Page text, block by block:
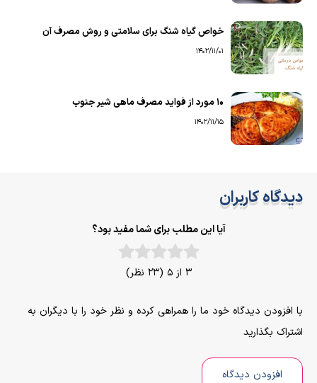
خواص گیاه شنگ برای سلامتی و روش مصرف آن
1402/11/01
۱۰ مورد از فواید مصرف ماهی شیر جنوب
1402/11/15
دیدگاه کاربران
آیا این مطلب برای شما مفید بود؟
3 از 5 (23 نظر)
با افزودن دیدگاه خود ما را همراهی کرده و نظر خود را با دیگران به
اشتراک بگذارید
افزودن دیدگاه